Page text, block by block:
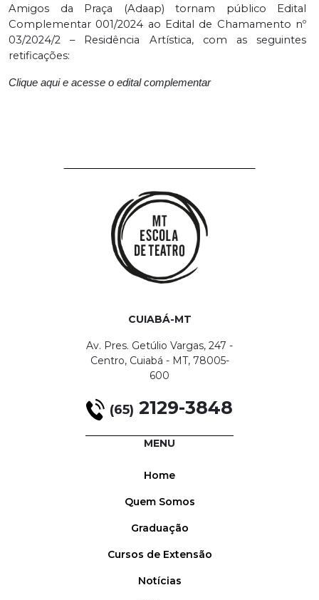
Amigos da Praça (Adaap) tornam público Edital
Complementar 001/2024 ao Edital de Chamamento nº
03/2024/2 – Residência Artística, com as seguintes
retificações:
Clique aqui e acesse o edital complementar
CUIABÁ-MT
Av. Pres. Getúlio Vargas, 247 -
Centro, Cuiabá - MT, 78005-
600
(65) 2129-3848
MENU
Home
Quem Somos
Graduação
Cursos de Extensão
Notícias